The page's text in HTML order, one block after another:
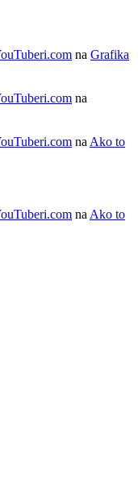
na Grafika
na
na Ako to
na Ako to